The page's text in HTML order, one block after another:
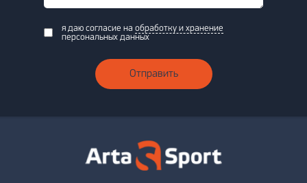
я даю согласие на обработку и хранение
персональных данных
Отправить